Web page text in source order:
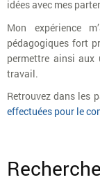
idées avec mes
Mon expérience
pédagogiques fort
permettre ainsi
travail.
Retrouvez dans les
effectuées pour le